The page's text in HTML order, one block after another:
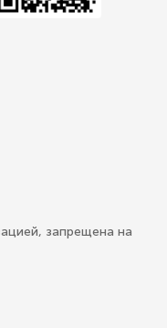
запрещена на